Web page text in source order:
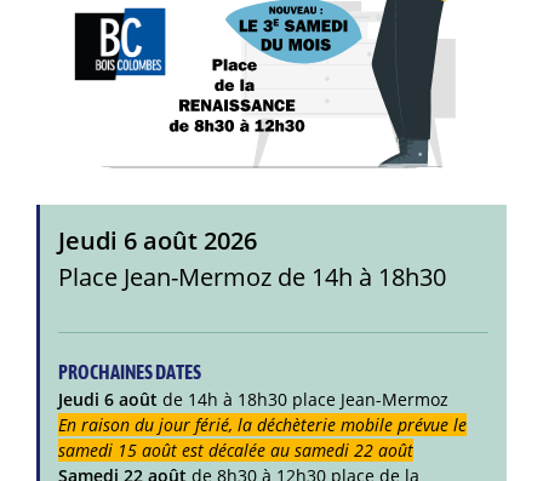
Jeudi 6 août 2026
Place Jean-Mermoz de 14h à 18h30
PROCHAINES DATES
Jeudi 6 août de 14h à 18h30 place Jean-Mermoz
En raison du jour férié, la déchèterie mobile prévue le
samedi 15 août est décalée au samedi 22 août
Samedi 22 août de 8h30 à 12h30 place de la